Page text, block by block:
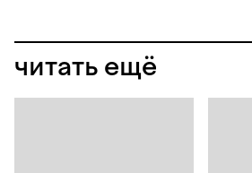
читать ещё